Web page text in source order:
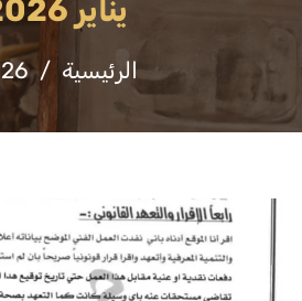
يناير 2026
الرئيسية